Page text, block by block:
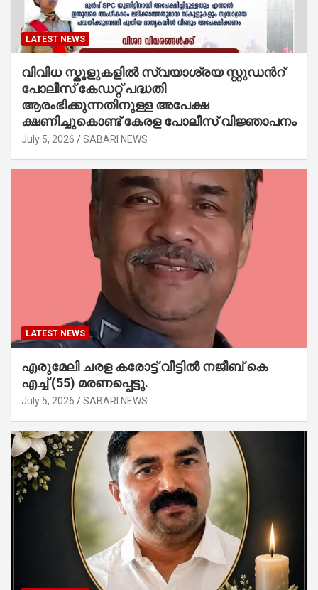
LATEST NEWS
വിവിധ സ്കൂളുകളില്‍ സ്വയാശ്രയ സ്റ്റുഡന്‍റ്
പോലീസ് കേഡറ്റ് പദ്ധതി
ആരംഭിക്കുന്നതിനുള്ള അപേക്ഷ
ക്ഷണിച്ചുകൊണ്ട് കേരള പോലീസ് വിജ്ഞാപനം
July 5, 2026 SABARI NEWS
LATEST NEWS
എരുമേലി ചരള കരോട്ട് വീട്ടിൽ നജീബ് കെ
എച്ച് (55) മരണപ്പെട്ടു.
July 5, 2026 SABARI NEWS